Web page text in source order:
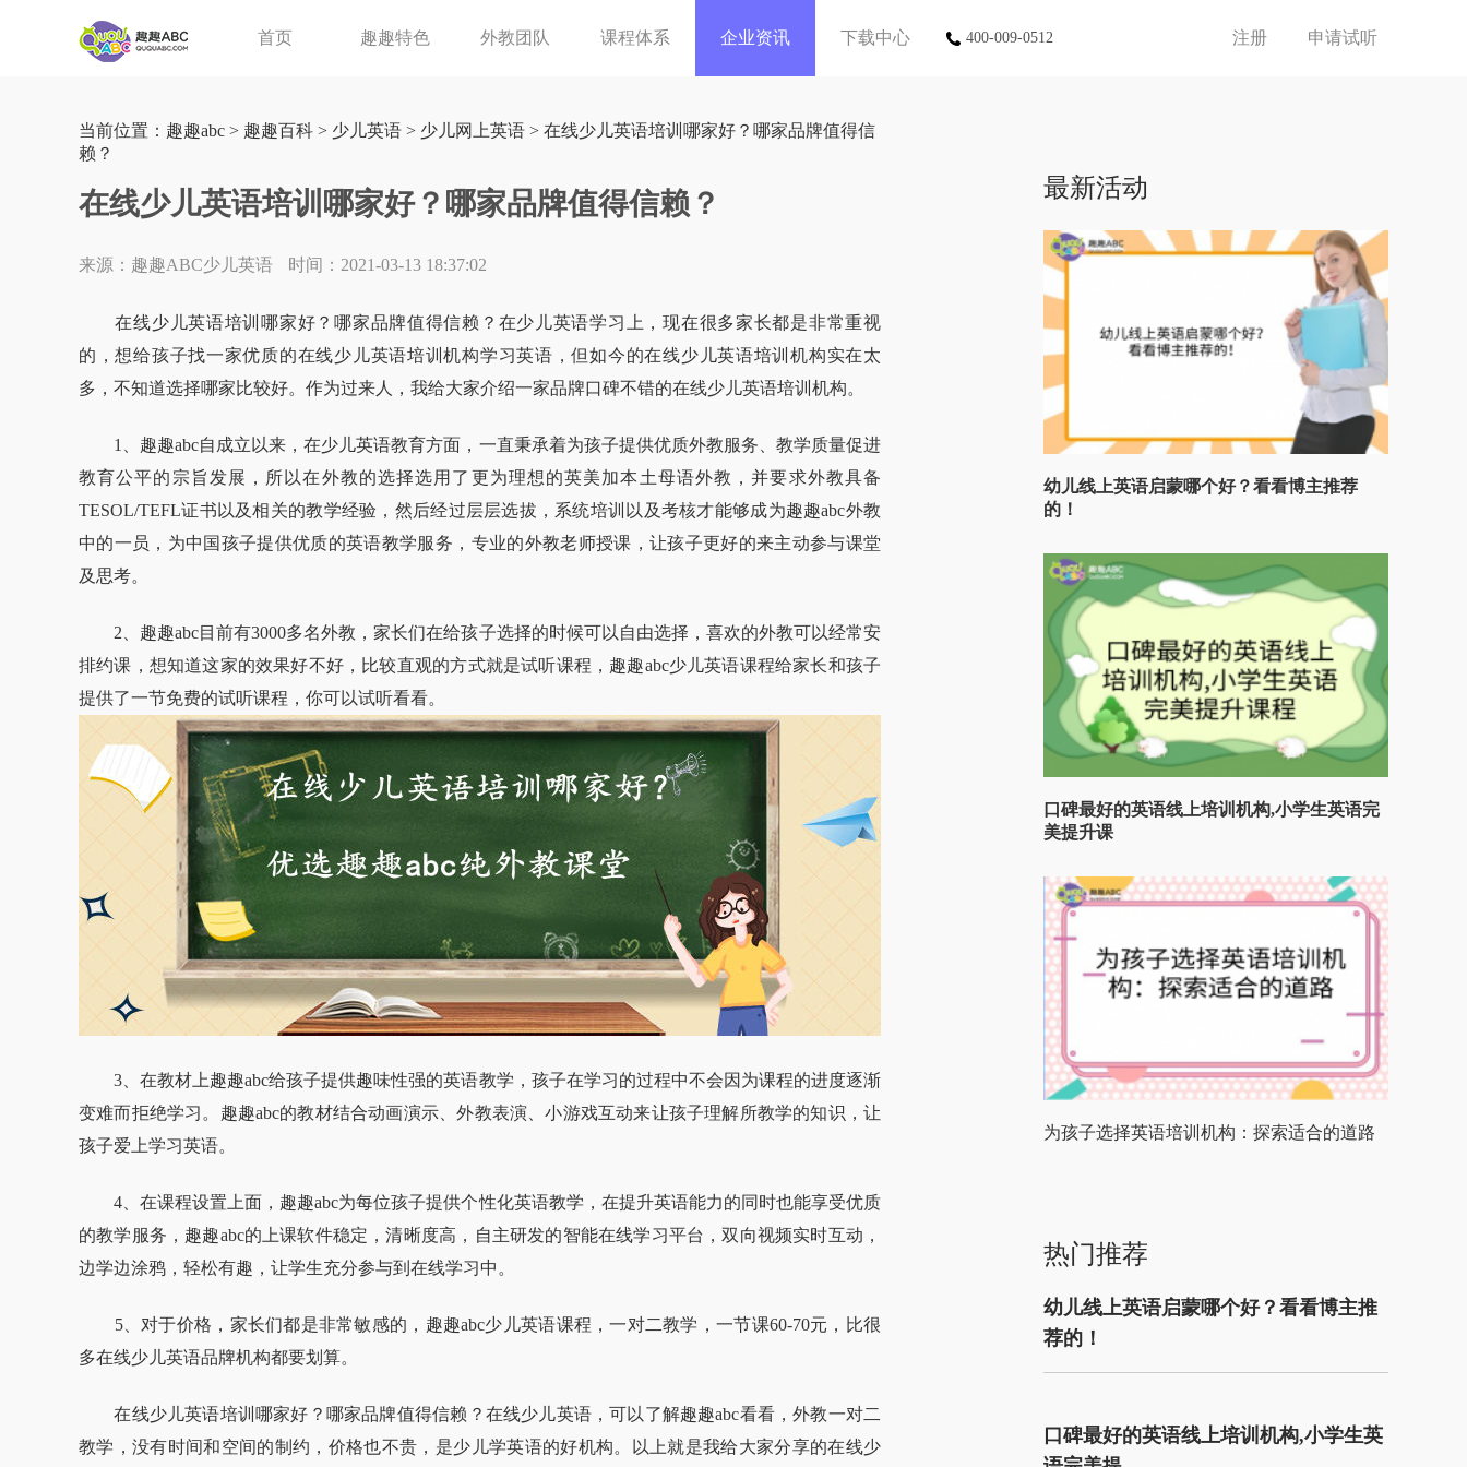
首页 趣趣特色 外教团队 课程体系 企业资讯 下载中心 400-009-0512 注册 申请试听
当前位置： 趣趣abc > 趣趣百科 > 少儿英语 > 少儿网上英语 > 在线少儿英语培训哪家好？哪家品牌值得信
赖？
在线少儿英语培训哪家好？哪家品牌值得信赖？
来源：趣趣ABC少儿英语 时间：2021-03-13 18:37:02
在线少儿英语培训哪家好？哪家品牌值得信赖？在少儿英语学习上，现在很多家长都是非常重视
的，想给孩子找一家优质的在线少儿英语培训机构学习英语，但如今的在线少儿英语培训机构实在太
多，不知道选择哪家比较好。作为过来人，我给大家介绍一家品牌口碑不错的在线少儿英语培训机构。
1、趣趣abc自成立以来，在少儿英语教育方面，一直秉承着为孩子提供优质外教服务、教学质量促进
教育公平的宗旨发展，所以在外教的选择选用了更为理想的英美加本土母语外教，并要求外教具备
TESOL/TEFL证书以及相关的教学经验，然后经过层层选拔，系统培训以及考核才能够成为趣趣abc外教
中的一员，为中国孩子提供优质的英语教学服务，专业的外教老师授课，让孩子更好的来主动参与课堂
及思考。
2、趣趣abc目前有3000多名外教，家长们在给孩子选择的时候可以自由选择，喜欢的外教可以经常安
排约课，想知道这家的效果好不好，比较直观的方式就是试听课程，趣趣abc少儿英语课程给家长和孩子
提供了一节免费的试听课程，你可以试听看看。
3、在教材上趣趣abc给孩子提供趣味性强的英语教学，孩子在学习的过程中不会因为课程的进度逐渐
变难而拒绝学习。趣趣abc的教材结合动画演示、外教表演、小游戏互动来让孩子理解所教学的知识，让
孩子爱上学习英语。
4、在课程设置上面，趣趣abc为每位孩子提供个性化英语教学，在提升英语能力的同时也能享受优质
的教学服务，趣趣abc的上课软件稳定，清晰度高，自主研发的智能在线学习平台，双向视频实时互动，
边学边涂鸦，轻松有趣，让学生充分参与到在线学习中。
5、对于价格，家长们都是非常敏感的，趣趣abc少儿英语课程，一对二教学，一节课60-70元，比很
多在线少儿英语品牌机构都要划算。
在线少儿英语培训哪家好？哪家品牌值得信赖？在线少儿英语，可以了解趣趣abc看看，外教一对二
教学，没有时间和空间的制约，价格也不贵，是少儿学英语的好机构。以上就是我给大家分享的在线少
最新活动
幼儿线上英语启蒙哪个好？看看博主推荐
的！
口碑最好的英语线上培训机构,小学生英语完
美提升课
为孩子选择英语培训机构：探索适合的道路
热门推荐
幼儿线上英语启蒙哪个好？看看博主推
荐的！
口碑最好的英语线上培训机构,小学生英